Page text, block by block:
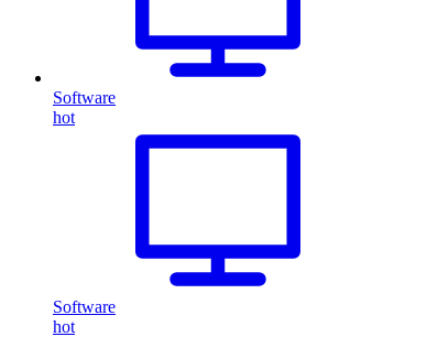
Software
hot
Software
hot